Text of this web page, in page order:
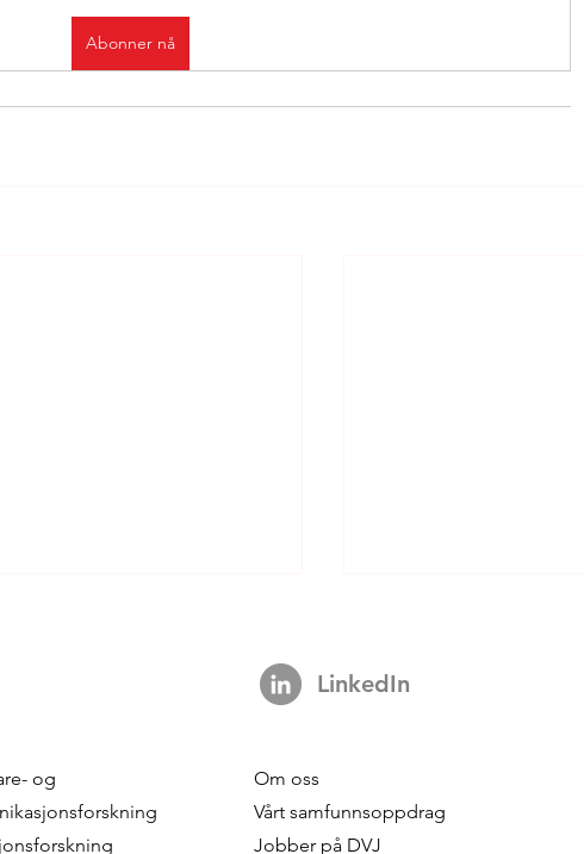
Abonner nå
Riberdahl - Brand
Sweden
Pernella Geluk - Geluk
Marketing
og
LinkedIn
Om oss
Vårt samfunnsoppdrag
Jobber på DVJ